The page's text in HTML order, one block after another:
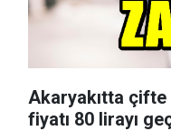
Akaryakıtta
fiyatı 80 lirayı